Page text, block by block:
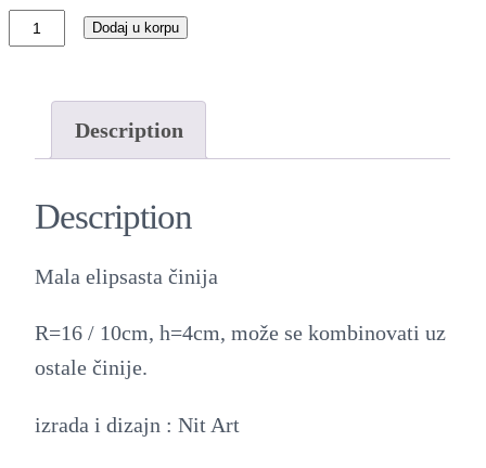
Dodaj u korpu
Description
Description
Mala elipsasta činija
R=16 / 10cm, h=4cm, može se kombinovati uz
ostale činije.
izrada i dizajn : Nit Art